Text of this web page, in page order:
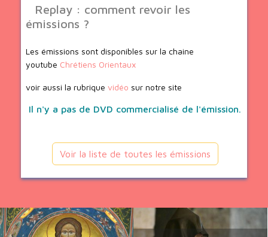
Replay : comment revoir les
émissions ?
Les émissions sont disponibles sur la chaine
youtube Chrétiens Orientaux
voir aussi la rubrique vidéo sur notre site
Il n'y a pas de DVD commercialisé de l'émission.
Voir la liste de toutes les émissions